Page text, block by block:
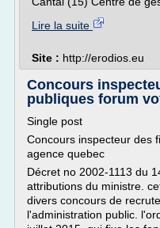
Lire la suite
Site : http://erodios.eu
Concours
publiques forum
Single post
Concours inspecteur des
agence quebec
Décret no 2002-1113 du
attributions du ministre.
divers concours de
l'administration public.